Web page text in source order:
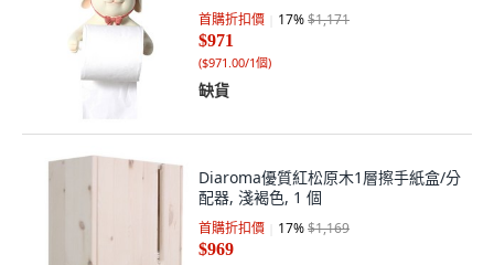
首購折扣價 17%$1,171
$971
($971.00/1個)
缺貨
Diaroma優質紅松原木1層擦手紙盒/分
配器, 淺褐色, 1 個
首購折扣價 17%$1,169
$969